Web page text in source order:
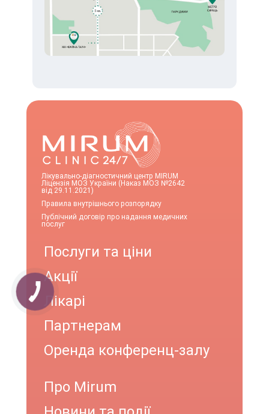
Лікувально-діагностичний центр MIRUM
Ліцензія МОЗ України (Наказ МОЗ №2642
від 29.11.2021)
Правила внутрішнього розпорядку
Публічний договір про надання медичних
послуг
Послуги та ціни
Акції
Лікарі
Партнерам
Оренда конференц-залу
Про Mirum